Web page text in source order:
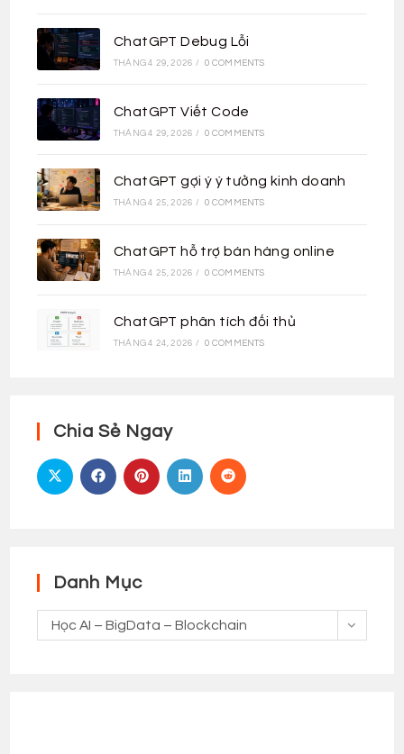
ChatGPT Debug Lỗi
THÁNG 4 29, 2026 / 0 COMMENTS
ChatGPT Viết Code
THÁNG 4 29, 2026 / 0 COMMENTS
ChatGPT gợi ý ý tưởng kinh doanh
THÁNG 4 25, 2026 / 0 COMMENTS
ChatGPT hỗ trợ bán hàng online
THÁNG 4 25, 2026 / 0 COMMENTS
ChatGPT phân tích đối thủ
THÁNG 4 24, 2026 / 0 COMMENTS
Chia Sẻ Ngay
Danh Mục
Danh
Mục
Học AI – BigData – Blockchain